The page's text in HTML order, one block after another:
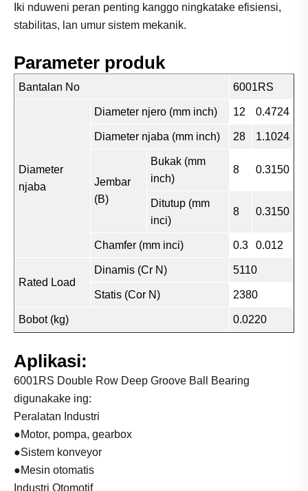
Iki nduweni peran penting kanggo ningkatake efisiensi,
stabilitas, lan umur sistem mekanik.
Parameter produk
Bantalan No 6001RS
Diameter
njaba
Diameter njero (mm inch) 12 0.4724
Diameter njaba (mm inch) 28 1.1024
Jembar
(B)
Bukak (mm
inch)
8 0.3150
Ditutup (mm
inci)
8 0.3150
Chamfer (mm inci) 0.3 0.012
Rated Load
Dinamis (Cr N) 5110
Statis (Cor N) 2380
Bobot (kg) 0.0220
Aplikasi:
6001RS Double Row Deep Groove Ball Bearing
digunakake ing:
Peralatan Industri
●Motor, pompa, gearbox
●Sistem konveyor
●Mesin otomatis
Industri Otomotif